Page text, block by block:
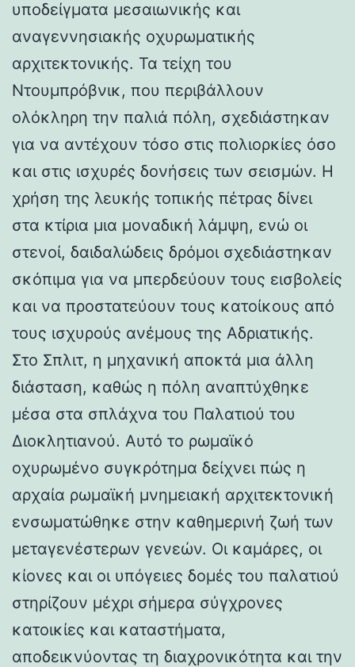
υποδείγματα μεσαιωνικής και
αναγεννησιακής οχυρωματικής
αρχιτεκτονικής. Τα τείχη του
Ντουμπρόβνικ, που περιβάλλουν
ολόκληρη την παλιά πόλη, σχεδιάστηκαν
για να αντέχουν τόσο στις πολιορκίες όσο
και στις ισχυρές δονήσεις των σεισμών. Η
χρήση της λευκής τοπικής πέτρας δίνει
στα κτίρια μια μοναδική λάμψη, ενώ οι
στενοί, δαιδαλώδεις δρόμοι σχεδιάστηκαν
σκόπιμα για να μπερδεύουν τους εισβολείς
και να προστατεύουν τους κατοίκους από
τους ισχυρούς ανέμους της Αδριατικής.
Στο Σπλιτ, η μηχανική αποκτά μια άλλη
διάσταση, καθώς η πόλη αναπτύχθηκε
μέσα στα σπλάχνα του Παλατιού του
Διοκλητιανού. Αυτό το ρωμαϊκό
οχυρωμένο συγκρότημα δείχνει πώς η
αρχαία ρωμαϊκή μνημειακή αρχιτεκτονική
ενσωματώθηκε στην καθημερινή ζωή των
μεταγενέστερων γενεών. Οι καμάρες, οι
κίονες και οι υπόγειες δομές του παλατιού
στηρίζουν μέχρι σήμερα σύγχρονες
κατοικίες και καταστήματα,
αποδεικνύοντας τη διαχρονικότητα και την